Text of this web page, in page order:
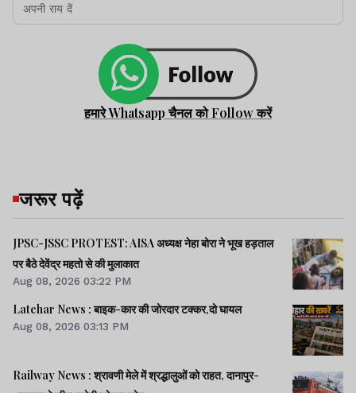
हमारे Whatsapp चैनल को Follow करें
जरूर पढ़ें
JPSC-JSSC PROTEST: AISA अध्यक्ष नेहा बोरा ने भूख हड़ताल
पर बैठे देवेंद्र महतो से की मुलाकात
Aug 08, 2026 03:22 PM
Latehar News : बाइक-कार की जोरदार टक्‍कर,दो घायल
Aug 08, 2026 03:13 PM
Railway News : श्रावणी मेले में श्रद्धालुओं को राहत, दानापुर-